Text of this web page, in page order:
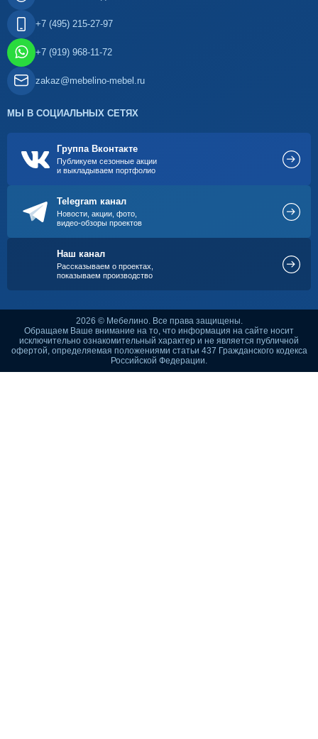
+7 (495) 215-27-97
+7 (919) 968-11-72
zakaz@mebelino-mebel.ru
МЫ В СОЦИАЛЬНЫХ СЕТЯХ
Группа Вконтакте
Публикуем сезонные акции
и выкладываем портфолио
Telegram канал
Новости, акции, фото,
видео-обзоры проектов
Наш канал
Рассказываем о проектах,
показываем производство
2026 © Мебелино. Все права защищены.
Обращаем Ваше внимание на то, что информация на сайте носит
исключительно ознакомительный характер и не является публичной
офертой, определяемая положениями статьи 437 Гражданского кодекса
Российской Федерации.